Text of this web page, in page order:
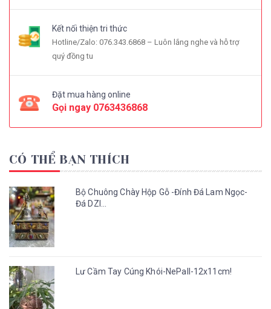
Kết nối thiện tri thức
Hotline/Zalo: 076.343.6868 – Luôn lắng nghe và hỗ trợ
quý đồng tu
Đặt mua hàng online
Gọi ngay 0763436868
CÓ THỂ BẠN THÍCH
Bộ Chuông Chày Hộp Gỗ -Đính Đá Lam Ngọc-
Đá DZI...
Lư Cầm Tay Cúng Khói-NePall-12x11cm!